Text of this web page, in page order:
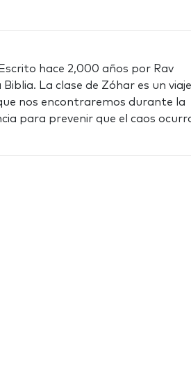
hace 2,000 años por Rav
La clase de Zóhar es un viaje
nos encontraremos durante la
para prevenir que el caos